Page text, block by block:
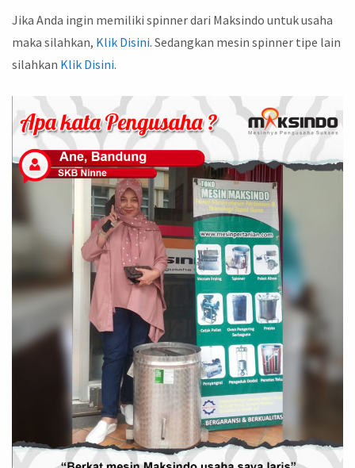
Jika Anda ingin memiliki spinner dari Maksindo untuk usaha
maka silahkan, Klik Disini. Sedangkan mesin spinner tipe lain
silahkan Klik Disini.